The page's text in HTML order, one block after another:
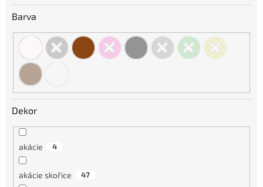
Barva
Dekor
akácie 4
akácie skořice 47